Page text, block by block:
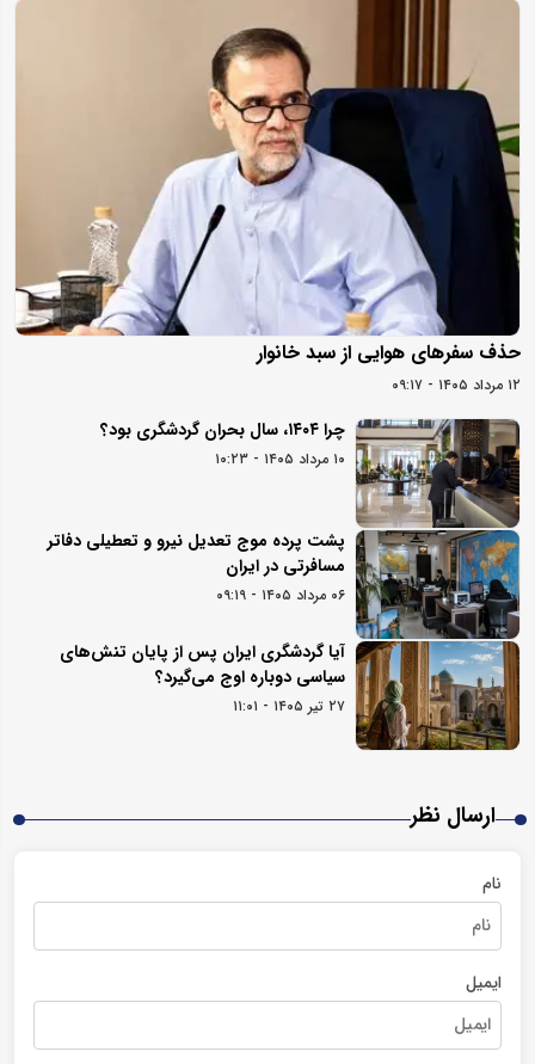
حذف سفرهای هوایی از سبد خانوار
۱۲ مرداد ۱۴۰۵ - ۰۹:۱۷
چرا ۱۴۰۴، سال بحران گردشگری بود؟
۱۰ مرداد ۱۴۰۵ - ۱۰:۲۳
پشت پرده موج تعدیل نیرو و تعطیلی دفاتر
مسافرتی در ایران
۰۶ مرداد ۱۴۰۵ - ۰۹:۱۹
آیا گردشگری ایران پس از پایان تنش‌های
سیاسی دوباره اوج می‌گیرد؟
۲۷ تیر ۱۴۰۵ - ۱۱:۰۱
ارسال نظر
نام
ایمیل